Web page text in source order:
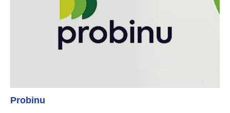
Probinu